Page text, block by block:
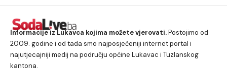
Informacije iz Lukavca kojima možete vjerovati.Postojimo od
2009. godine i od tada smo najposjećeniji internet portal i
najutjecajniji medij na području općine Lukavac i Tuzlanskog
kantona.